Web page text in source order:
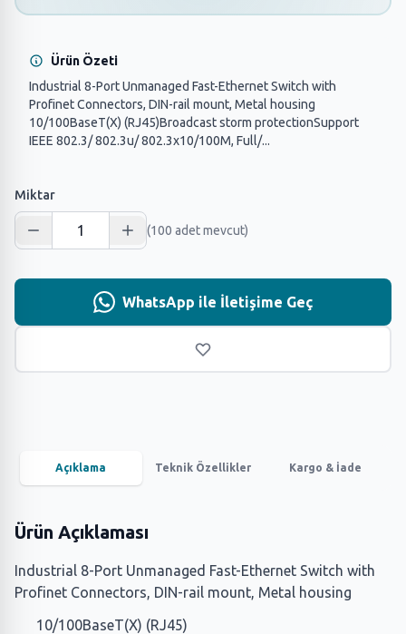
Ürün Özeti
Industrial 8-Port Unmanaged Fast-Ethernet Switch with
Profinet Connectors, DIN-rail mount, Metal housing
10/100BaseT(X) (RJ45)Broadcast storm protectionSupport
IEEE 802.3/ 802.3u/ 802.3x10/100M, Full/...
Miktar
(100 adet mevcut)
WhatsApp ile İletişime Geç
Açıklama Teknik Özellikler Kargo & İade
Ürün Açıklaması
Industrial 8-Port Unmanaged Fast-Ethernet Switch with
Profinet Connectors, DIN-rail mount, Metal housing
10/100BaseT(X) (RJ45)